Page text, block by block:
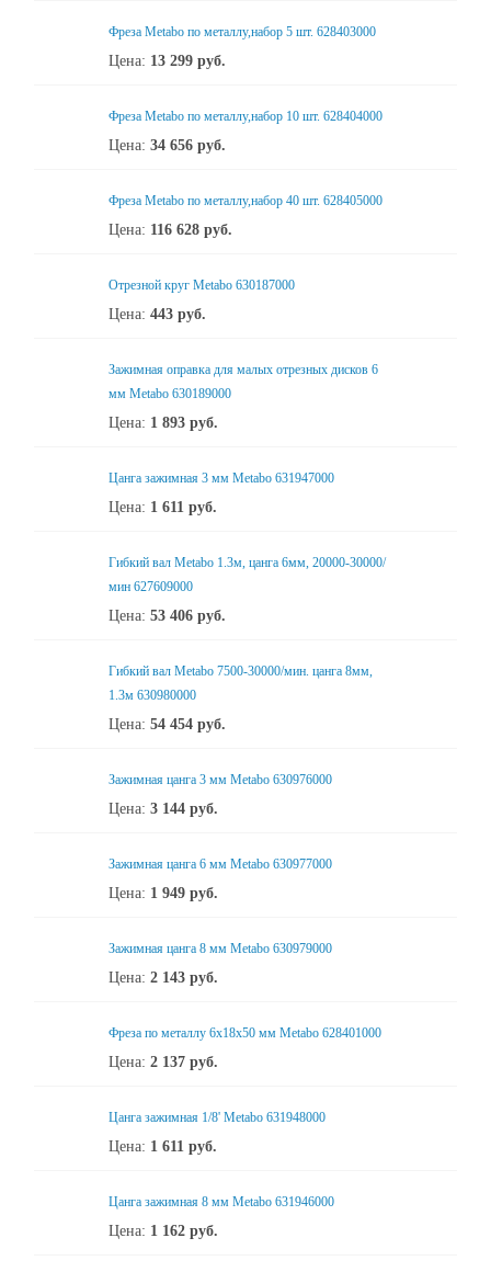
Фреза Metabo по металлу,набор 5 шт. 628403000
Цена: 13 299 руб.
Фреза Metabo по металлу,набор 10 шт. 628404000
Цена: 34 656 руб.
Фреза Metabo по металлу,набор 40 шт. 628405000
Цена: 116 628 руб.
Отрезной круг Metabo 630187000
Цена: 443 руб.
Зажимная оправка для малых отрезных дисков 6
мм Metabo 630189000
Цена: 1 893 руб.
Цанга зажимная 3 мм Metabo 631947000
Цена: 1 611 руб.
Гибкий вал Metabo 1.3м, цанга 6мм, 20000-30000/
мин 627609000
Цена: 53 406 руб.
Гибкий вал Metabo 7500-30000/мин. цанга 8мм,
1.3м 630980000
Цена: 54 454 руб.
Зажимная цанга 3 мм Metabo 630976000
Цена: 3 144 руб.
Зажимная цанга 6 мм Metabo 630977000
Цена: 1 949 руб.
Зажимная цанга 8 мм Metabo 630979000
Цена: 2 143 руб.
Фреза по металлу 6x18x50 мм Metabo 628401000
Цена: 2 137 руб.
Цанга зажимная 1/8' Metabo 631948000
Цена: 1 611 руб.
Цанга зажимная 8 мм Metabo 631946000
Цена: 1 162 руб.